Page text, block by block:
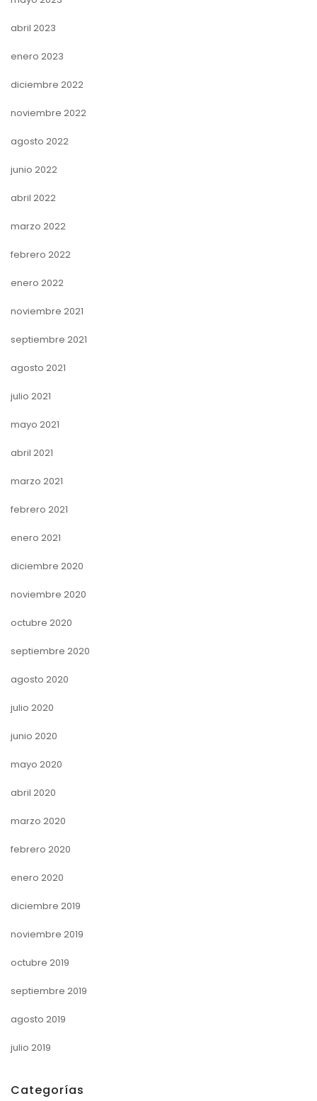
abril 2023
enero 2023
diciembre 2022
noviembre 2022
agosto 2022
junio 2022
abril 2022
marzo 2022
febrero 2022
enero 2022
noviembre 2021
septiembre 2021
agosto 2021
julio 2021
mayo 2021
abril 2021
marzo 2021
febrero 2021
enero 2021
diciembre 2020
noviembre 2020
octubre 2020
septiembre 2020
agosto 2020
julio 2020
junio 2020
mayo 2020
abril 2020
marzo 2020
febrero 2020
enero 2020
diciembre 2019
noviembre 2019
octubre 2019
septiembre 2019
agosto 2019
julio 2019
Categorías